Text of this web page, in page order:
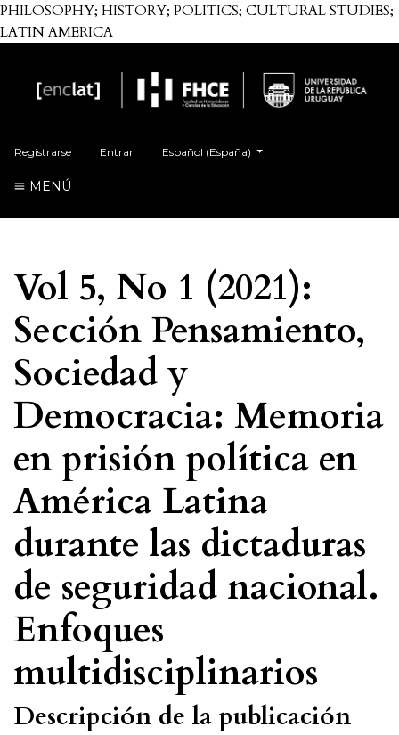
PHILOSOPHY; HISTORY; POLITICS; CULTURAL STUDIES;
LATIN AMERICA
Registrarse Entrar Cambiar el idioma. El actual es:
Español (España)
MENÚ
Vol 5, No 1 (2021):
Sección Pensamiento,
Sociedad y
Democracia: Memoria
en prisión política en
América Latina
durante las dictaduras
de seguridad nacional.
Enfoques
multidisciplinarios
Descripción de la publicación